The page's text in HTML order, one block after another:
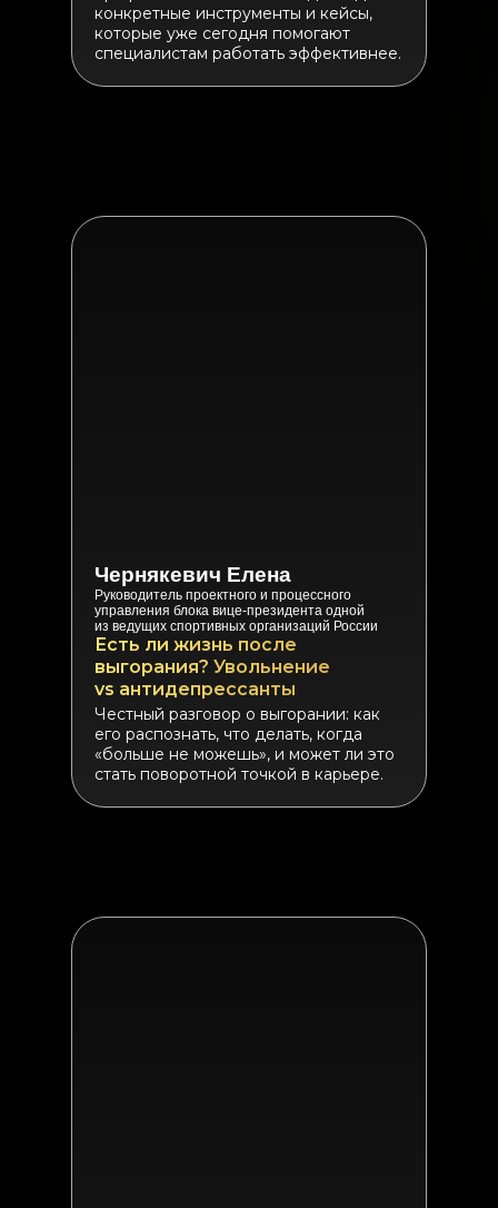
Чернякевич Елена
Руководитель проектного и процессного
управления блока вице-президента одной
из ведущих спортивных организаций России
Есть ли жизнь после
выгорания? Увольнение
vs антидепрессанты
Честный разговор о выгорании: как
его распознать, что делать, когда
«больше не можешь», и может ли это
стать поворотной точкой в карьере.
конкретные инструменты и кейсы,
которые уже сегодня помогают
специалистам работать эффективнее.